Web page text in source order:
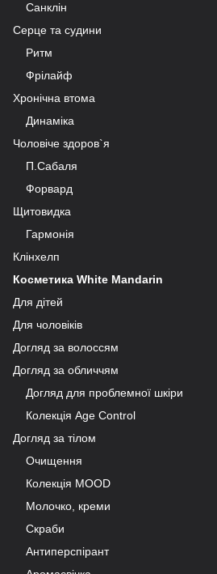
Санклін
Серце та судини
Ритм
Фрілайф
Хронічна втома
Динаміка
Чоловіче здоров`я
П.Сабаля
Форвард
Щитовидка
Гармонія
Клінхелп
Косметика White Mandarin
Для дітей
Для чоловіків
Догляд за волоссям
Догляд за обличчям
Догляд для проблемної шкіри
Колекція Age Control
Догляд за тілом
Очищення
Колекція MOOD
Молочко, креми
Скраби
Антиперспірант